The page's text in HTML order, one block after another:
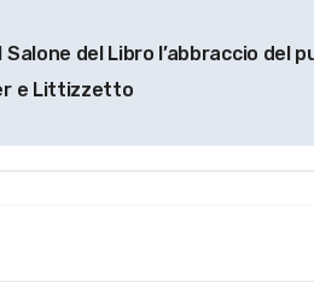
Salone del Libro l’abbraccio del
e Littizzetto